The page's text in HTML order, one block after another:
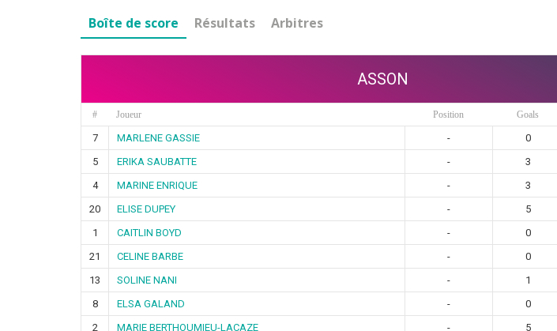
Boîte de score Résultats Arbitres
ASSON
# Joueur Position Goals
7 MARLENE GASSIE - 0
5
ERIKA SAUBATTE - 3
4
MARINE ENRIQUE - 3
20
ELISE DUPEY - 5
1
CAITLIN BOYD - 0
21
CELINE BARBE - 0
13
SOLINE NANI - 1
8
ELSA GALAND - 0
2
MARIE BERTHOUMIEU-LACAZE - 5